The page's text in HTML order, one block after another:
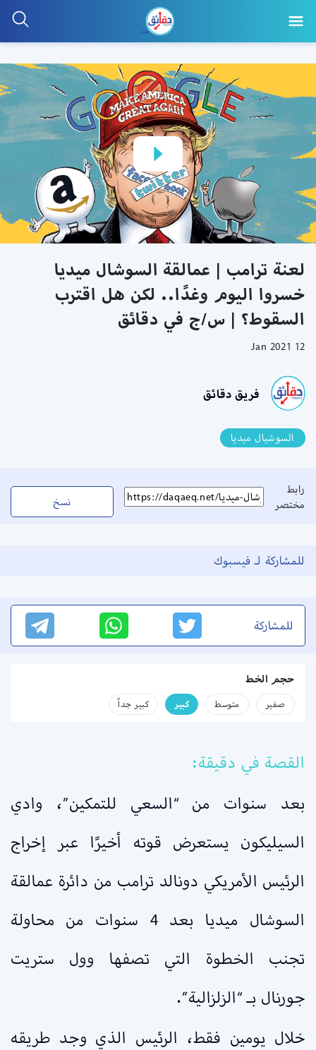
لعنة ترامب | عمالقة السوشال ميديا
خسروا اليوم وغدًا.. لكن هل اقترب
السقوط؟ | س/ج في دقائق
12 Jan 2021
فريق دقائق
السوشيال ميديا
رابط
مختصر
نسخ
للمشاركة لـ فيسبوك
للمشاركة
حجم الخط
صفير متوسط كبير كبير جداً
القصة في دقيقة:
بعد سنوات من “السعي للتمكين”، وادي
السيليكون يستعرض قوته أخيرًا عبر إخراج
الرئيس الأمريكي دونالد ترامب من دائرة عمالقة
السوشال ميديا بعد 4 سنوات من محاولة
تجنب الخطوة التي تصفها وول ستريت
جورنال بـ “الزلزالية”.
خلال يومين فقط، الرئيس الذي وجد طريقه